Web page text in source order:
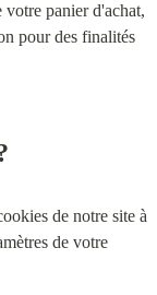
votre panier d'achat,
pour des finalités
de notre site à
de votre